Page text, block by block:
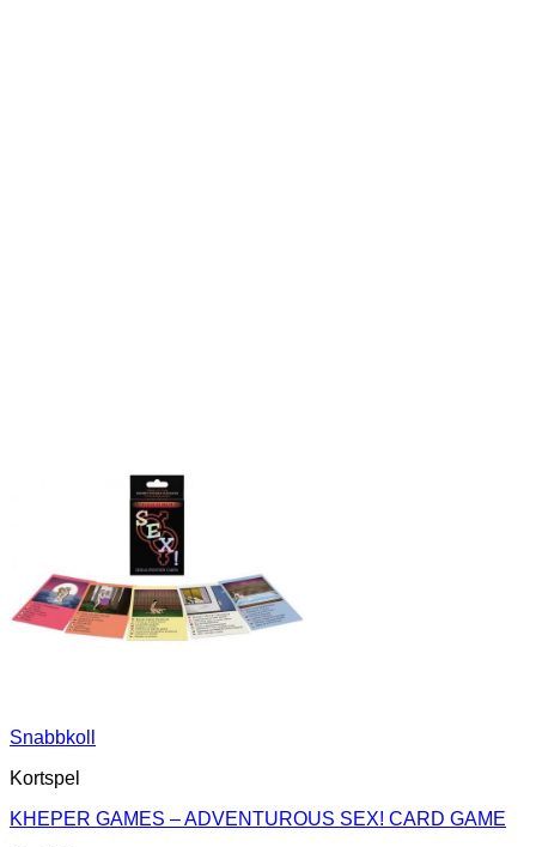
Snabbkoll
Kortspel
KHEPER GAMES – ADVENTUROUS SEX! CARD GAME